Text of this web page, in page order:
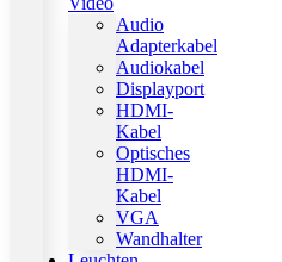
Audio
Adapterkabel
Audiokabel
Displayport
HDMI-
Kabel
Optisches
HDMI-
Kabel
VGA
Wandhalter